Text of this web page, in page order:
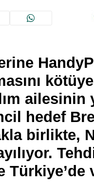
hedef
birlikte,